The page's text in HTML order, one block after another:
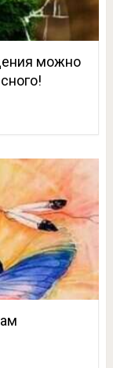
можно